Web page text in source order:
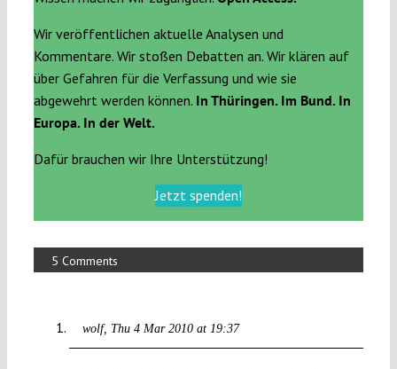
Wir veröffentlichen aktuelle Analysen und
Kommentare. Wir stoßen Debatten an. Wir klären auf
über Gefahren für die Verfassung und wie sie
abgewehrt werden können. In Thüringen. Im Bund. In
Europa. In der Welt.
Dafür brauchen wir Ihre Unterstützung!
Jetzt spenden!
5 Comments
wolf Thu 4 Mar 2010 at 19:37